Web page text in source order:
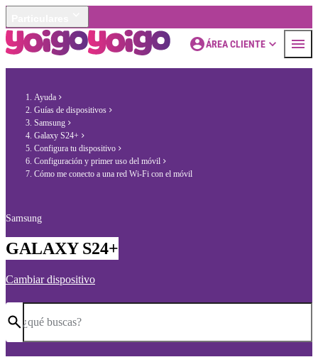
ÁREA CLIENTE
Ayuda
Guías de dispositivos
Samsung
Galaxy S24+
Configura tu dispositivo
Configuración y primer uso del móvil
Cómo me conecto a una red Wi-Fi con el móvil
Samsung
GALAXY S24+
Cambiar dispositivo
¿qué buscas?